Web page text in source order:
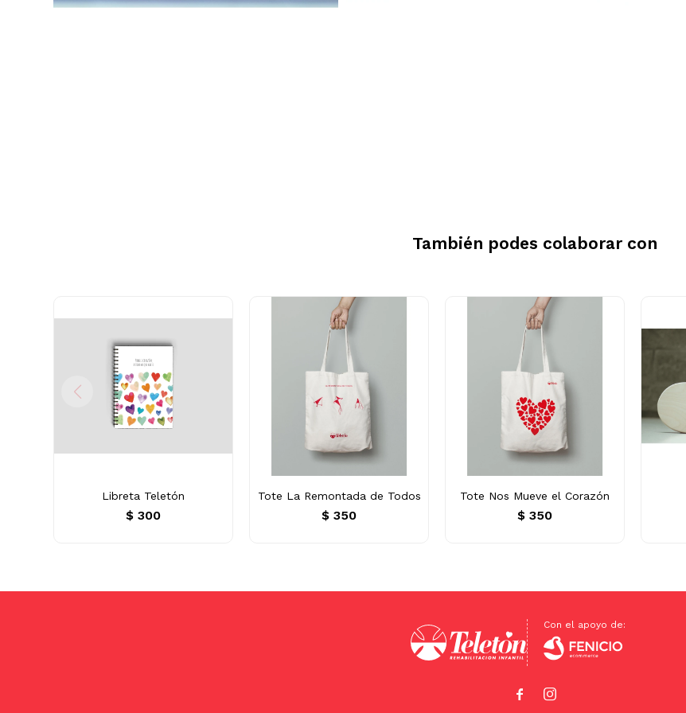
También podes colaborar con
Libreta Teletón
$ 300
Tote La Remontada de Todos
$ 350
Tote Nos Mueve el Corazón
$ 350
 